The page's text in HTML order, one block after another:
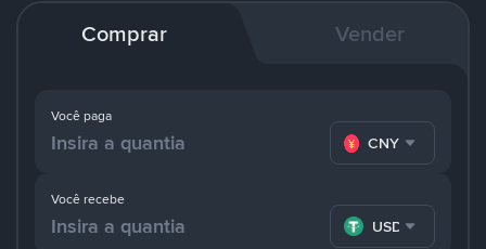
Comprar Vender
Você paga
CNY
Você recebe
USDT